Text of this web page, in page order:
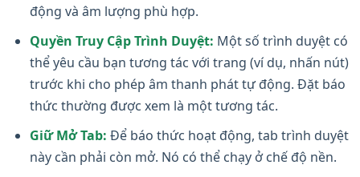
động và âm lượng phù hợp.
Quyền Truy Cập Trình Duyệt: Một số trình duyệt có
thể yêu cầu bạn tương tác với trang (ví dụ, nhấn nút)
trước khi cho phép âm thanh phát tự động. Đặt báo
thức thường được xem là một tương tác.
Giữ Mở Tab: Để báo thức hoạt động, tab trình duyệt
này cần phải còn mở. Nó có thể chạy ở chế độ nền.